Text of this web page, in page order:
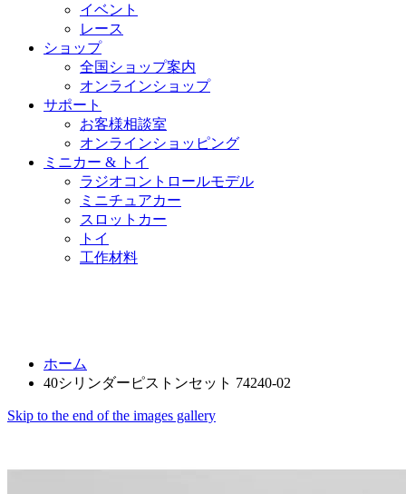
イベント
レース
ショップ
全国ショップ案内
オンラインショップ
サポート
お客様相談室
オンラインショッピング
ミニカー & トイ
ラジオコントロールモデル
ミニチュアカー
スロットカー
トイ
工作材料
ホーム
40シリンダーピストンセット 74240-02
Skip to the end of the images gallery